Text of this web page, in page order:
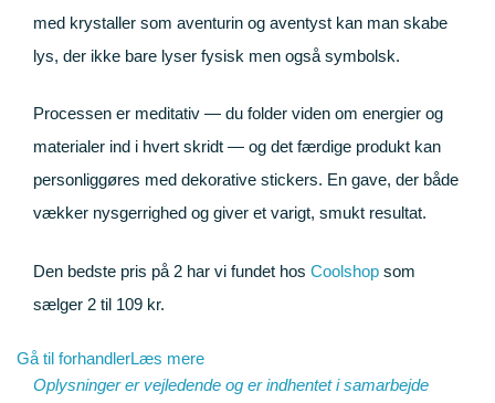
med krystaller som aventurin og aventyst kan man skabe
lys, der ikke bare lyser fysisk men også symbolsk.
Processen er meditativ — du folder viden om energier og
materialer ind i hvert skridt — og det færdige produkt kan
personliggøres med dekorative stickers. En gave, der både
vækker nysgerrighed og giver et varigt, smukt resultat.
Den bedste pris på 2 har vi fundet hos Coolshop som
sælger 2 til 109 kr.
Gå til forhandlerLæs mere
Oplysninger er vejledende og er indhentet i samarbejde